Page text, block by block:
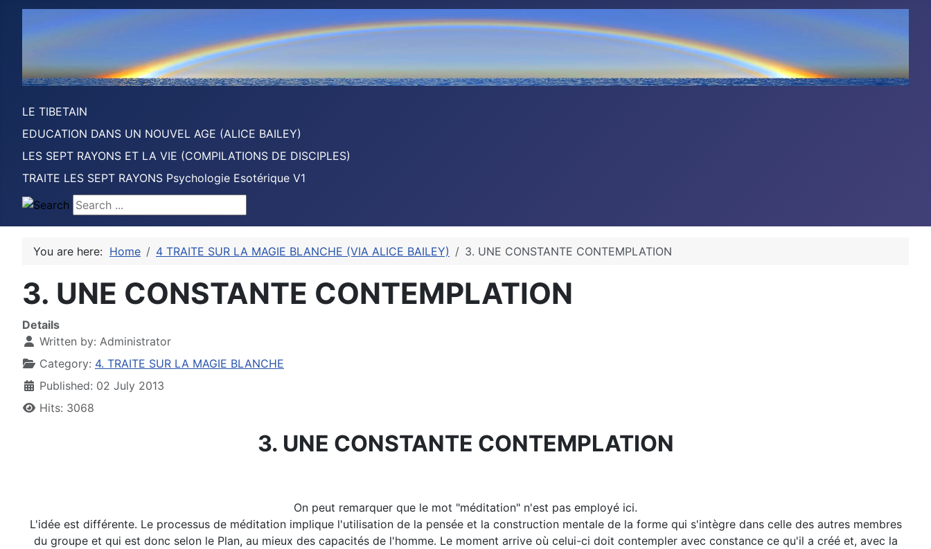
LE TIBETAIN
EDUCATION DANS UN NOUVEL AGE (ALICE BAILEY)
LES SEPT RAYONS ET LA VIE (COMPILATIONS DE DISCIPLES)
TRAITE LES SEPT RAYONS Psychologie Esotérique V1
Search ...
You are here: Home 4 TRAITE SUR LA MAGIE BLANCHE (VIA ALICE BAILEY) 3. UNE CONSTANTE CONTEMPLATION
3. UNE CONSTANTE CONTEMPLATION
Details
Written by: Administrator
Category: 4. TRAITE SUR LA MAGIE BLANCHE
Published: 02 July 2013
Hits: 3068
3. UNE CONSTANTE CONTEMPLATION
On peut remarquer que le mot "méditation" n'est pas employé ici.
L'idée est différente. Le processus de méditation implique l'utilisation de la pensée et la construction mentale de la forme qui s'intègre dans celle des autres membres
du groupe et qui est donc selon le Plan, au mieux des capacités de l'homme. Le moment arrive où celui-ci doit contempler avec constance ce qu'il a créé et, avec la